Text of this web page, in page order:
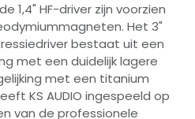
1,4" HF-driver zijn voorzien
Het 3"
bestaat uit een
met een duidelijk lagere
met een titanium
KS AUDIO ingespeeld op
van de professionele